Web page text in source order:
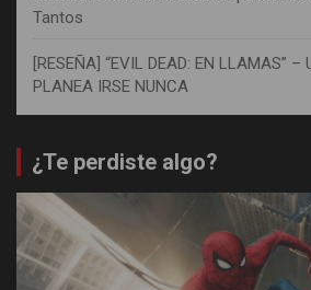
Tantos
[RESEÑA] “EVIL DEAD: EN LLAMAS” –
PLANEA IRSE NUNCA
¿Te perdiste algo?